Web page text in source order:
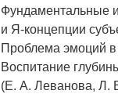
Фундаментальные
и Я-концепции
Проблема эмоций
Воспитание
(Е. А. Леванова, Л.